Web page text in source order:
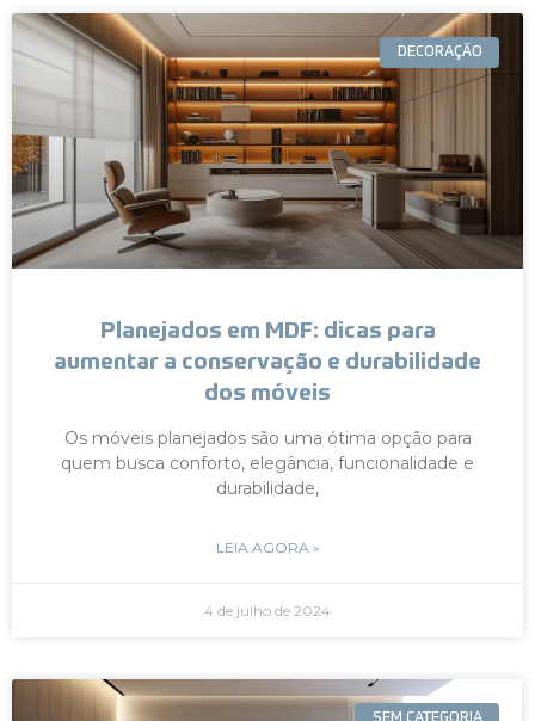
DECORAÇÃO
Planejados em MDF: dicas para
aumentar a conservação e durabilidade
dos móveis
Os móveis planejados são uma ótima opção para
quem busca conforto, elegância, funcionalidade e
durabilidade,
LEIA AGORA »
4 de julho de 2024